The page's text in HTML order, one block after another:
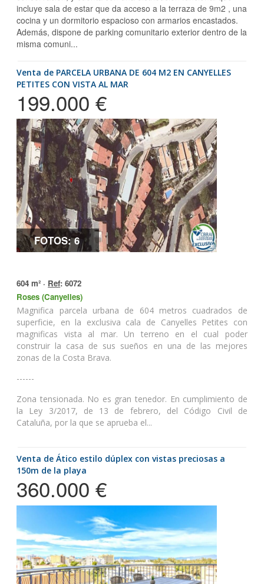
incluye sala de estar que da acceso a la terraza de 9m2 , una
cocina y un dormitorio espacioso con armarios encastados.
Además, dispone de parking comunitario exterior dentro de la
misma comuni...
Venta de PARCELA URBANA DE 604 M2 EN CANYELLES
PETITES CON VISTA AL MAR
199.000 €
FOTOS: 6
604 m² · Ref: 6072
Roses (Canyelles)
Magnifica parcela urbana de 604 metros cuadrados de
superficie, en la exclusiva cala de Canyelles Petites con
magnificas vista al mar. Un terreno en el cual poder
construir la casa de sus sueños en una de las mejores
zonas de la Costa Brava.
------
Zona tensionada. No es gran tenedor. En cumplimiento de
la Ley 3/2017, de 13 de febrero, del Código Civil de
Cataluña, por la que se aprueba el...
Venta de Ático estilo dúplex con vistas preciosas a
150m de la playa
360.000 €